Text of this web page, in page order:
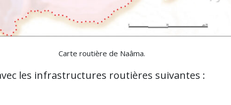
Carte routière de Naâma.
les infrastructures routières suivantes :